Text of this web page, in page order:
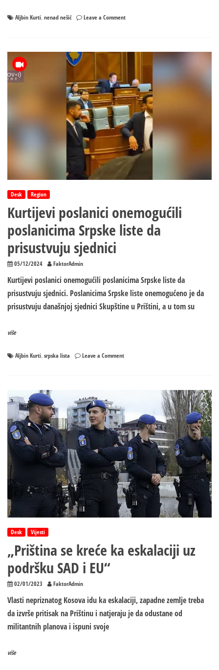
Aljbin Kurti nenad nešić Leave a Commenton
da
se
sličan
sličnom
raduje
Desk Region
Kurtijevi poslanici onemogućili
poslanicima Srpske liste da
prisustvuju sjednici
05/12/2024 FaktorAdmin
Kurtijevi poslanici onemogućili poslanicima Srpske liste da
prisustvuju sjednici. Poslanicima Srpske liste onemogućeno je da
prisustvuju današnjoj sjednici Skupštine u Prištini, a u tom su
više
Aljbin Kurti, srpska lista Leave a Commenton
liste
da
prisustvuju
sjednici
Desk Vijesti
„Priština se kreće ka eskalaciji uz
podršku SAD i EU“
02/01/2023 FaktorAdmin
Vlasti nepriznatog Kosova idu ka eskalaciji, zapadne zemlje treba
da izvrše pritisak na Prištinu i natjeraju je da odustane od
militantnih planova i ispuni svoje
više